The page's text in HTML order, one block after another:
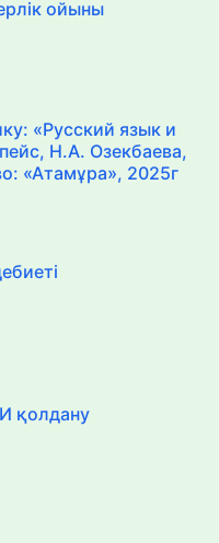
ойыны
«Русский язык и
Н.А. Озекбаева,
«Атамұра», 2025г
қолдану